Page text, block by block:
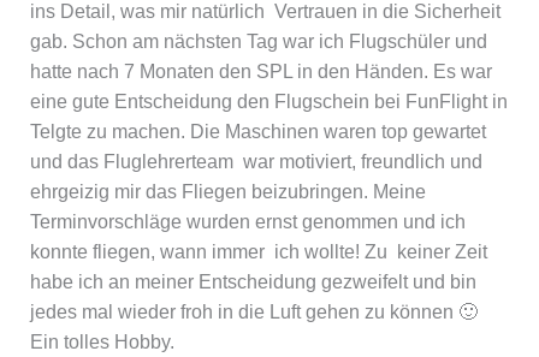
ins Detail, was mir natürlich Vertrauen in die Sicherheit
gab. Schon am nächsten Tag war ich Flugschüler und
hatte nach 7 Monaten den SPL in den Händen. Es war
eine gute Entscheidung den Flugschein bei FunFlight in
Telgte zu machen. Die Maschinen waren top gewartet
und das Fluglehrerteam war motiviert, freundlich und
ehrgeizig mir das Fliegen beizubringen. Meine
Terminvorschläge wurden ernst genommen und ich
konnte fliegen, wann immer ich wollte! Zu keiner Zeit
habe ich an meiner Entscheidung gezweifelt und bin
jedes mal wieder froh in die Luft gehen zu können 🙂
Ein tolles Hobby.